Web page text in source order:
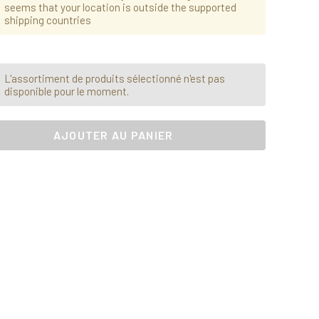
seems that your location is outside the supported
shipping countries
L'assortiment de produits sélectionné n'est pas
disponible pour le moment.